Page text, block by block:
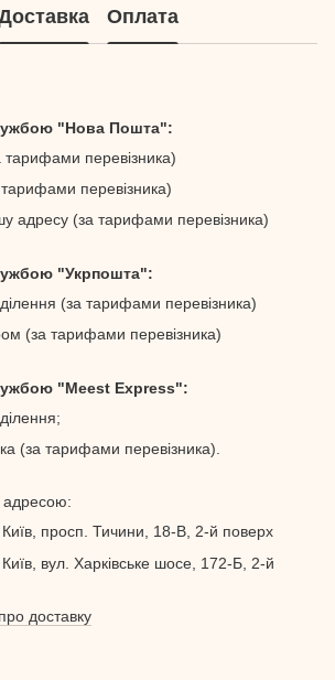
Оплата
"Нова Пошта":
тарифами перевізника)
перевізника)
адресу (за тарифами перевізника)
"Укрпошта":
(за тарифами перевізника)
(за тарифами перевізника)
"Meest Express":
(за тарифами перевізника).
адресою:
просп. Тичини, 18-В, 2-й поверх
вул. Харківське шосе, 172-Б, 2-й
доставку